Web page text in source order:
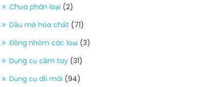
Chưa phân loại (2)
Dầu mỡ hóa chất (71)
Đồng nhôm các loại (3)
Dụng cụ cầm tay (31)
Dụng cụ đồ mài (94)